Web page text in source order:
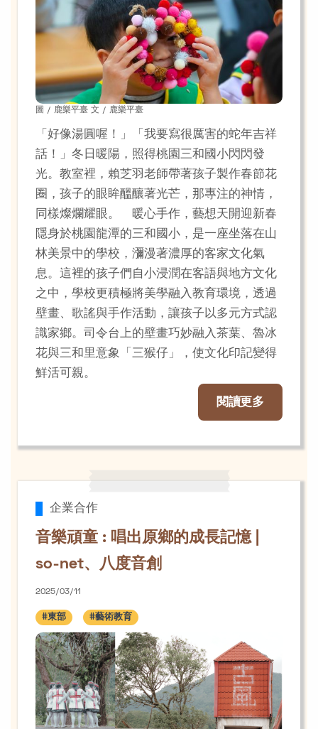
圖 / 鹿樂平臺 文 / 鹿樂平臺
「好像湯圓喔！」「我要寫很厲害的蛇年吉祥
話！」冬日暖陽，照得桃園三和國小閃閃發
光。教室裡，賴芝羽老師帶著孩子製作春節花
圈，孩子的眼眸醞釀著光芒，那專注的神情，
同樣燦爛耀眼。 暖心手作，藝想天開迎新春
隱身於桃園龍潭的三和國小，是一座坐落在山
林美景中的學校，瀰漫著濃厚的客家文化氣
息。這裡的孩子們自小浸潤在客語與地方文化
之中，學校更積極將美學融入教育環境，透過
壁畫、歌謠與手作活動，讓孩子以多元方式認
識家鄉。司令台上的壁畫巧妙融入茶葉、魯冰
花與三和里意象「三猴仔」，使文化印記變得
鮮活可親。
閱讀更多
企業合作
音樂頑童 : 唱出原鄉的成長記憶 |
so-net、八度音創
2025/03/11
#東部 #藝術教育